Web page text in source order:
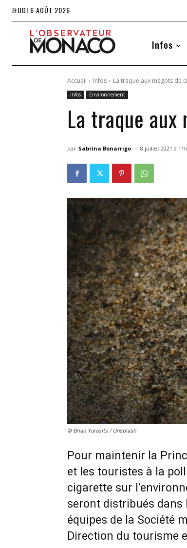
JEUDI 6 AOÛT 2026
Infos
Accueil Infos La traque aux mégots de
Infos Environnement
La traque
par Sabrina Bonarrigo - 8 juillet 2021 à
© Brian Yurasits / Unsplash
Pour maintenir la
et les touristes à la
cigarette sur
seront distribués dans
équipes de la Société
Direction du tourisme